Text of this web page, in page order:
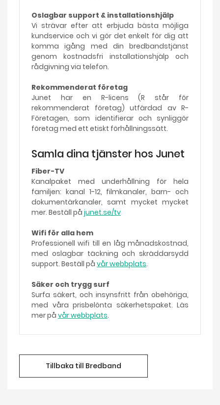
Oslagbar support & installationshjälp
Vi strävar efter att erbjuda bästa möjliga
kundservice och vi gör det enkelt för dig att
komma igång med din bredbandstjänst
genom kostnadsfri installationshjälp och
rådgivning via telefon.
Rekommenderat företag
Junet har en R-licens (R står för
rekommenderat företag) utfärdad av R-
Företagen, som identifierar och synliggör
företag med ett etiskt förhållningssätt.
Samla dina tjänster hos Junet
Fiber-TV
Kanalpaket med underhållning för hela
familjen: kanal 1-12, filmkanaler, barn- och
dokumentärkanaler, samt mycket mycket
mer. Beställ på junet.se/tv
Wifi för alla hem
Professionell wifi till en låg månadskostnad,
med oslagbar täckning och skräddarsydd
support. Beställ på vår webbplats.
Säker och trygg surf
Surfa säkert, och insynsfritt från obehöriga,
med våra prisbelönta säkerhetspaket. Läs
mer på vår webbplats.
Tillbaka till Bredband